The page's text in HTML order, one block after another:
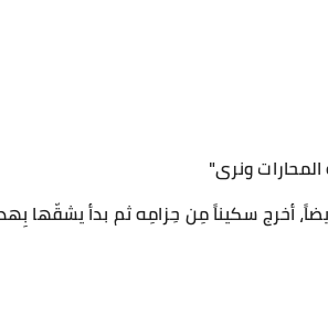
ونرى"
أخرج سكيناً مِن حِزامِه ثم بدأ يشقّها